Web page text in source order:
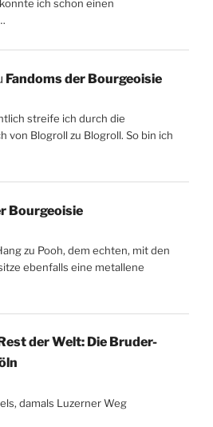
ich schon einen
Fandoms der Bourgeoisie
streife ich durch die
von Blogroll zu Blogroll. So bin ich
Bourgeoisie
zu Pooh, dem echten, mit den
ebenfalls eine metallene
der Welt: Die Bruder-
damals Luzerner Weg